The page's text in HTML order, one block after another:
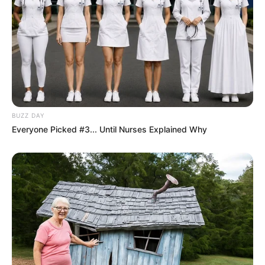
GRANDPA CEN (8) a été irréprochable l’an dernier. Il
a énormément progressé, notamment en fin de
saison. Après un break bénéfique, il revient prêt.
Toutefois, il monte nettement de catégorie et
affronte ses aînés pour la première fois. Malgré la
lourde pénalisation, sa dynamique incite à la
méfiance.
CAROMB (3), le talent contrarié par la corde
CAROMB (3) possède de la qualité, c’est indéniable.
Sa rentrée sur ce parcours a été excellente.
Néanmoins, la corde 16 complique sérieusement sa
tâche. Il faudra un parcours sur mesure et beaucoup
d’habileté. Malgré tout, s’il bénéficie des bons dos,
une place reste possible.
SOUVENIR D’ECAJEUL (15), le réveil attendu
SOUVENIR D’ECAJEUL (15) a déçu lors de sa rentrée,
BUZZ DAY
Everyone Picked #3... Until Nurses Explained Why